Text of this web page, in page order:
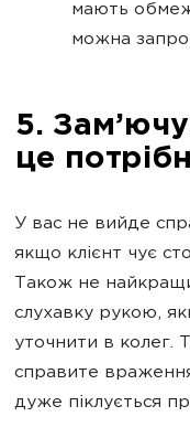
мають
можна
5.
це
У вас не вийде
якщо клієнт чує
Також не
слухавку рукою,
уточнити в колег.
справите
дуже піклується